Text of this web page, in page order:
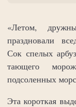
«Летом,
праздновали
Сок спелых
тающего
подсоленных
Эта короткая